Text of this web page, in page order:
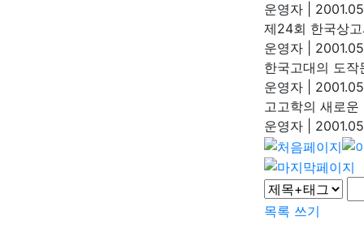
운영자
제24회 한국상
운영자
한국고대의 도
운영자
고고학의 새로
운영자
목록 쓰기